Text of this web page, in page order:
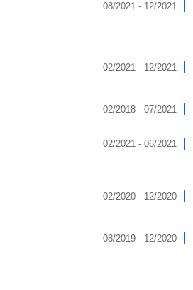
08/2021 - 12/2021
02/2021 - 12/2021
02/2018 - 07/2021
02/2021 - 06/2021
02/2020 - 12/2020
08/2019 - 12/2020